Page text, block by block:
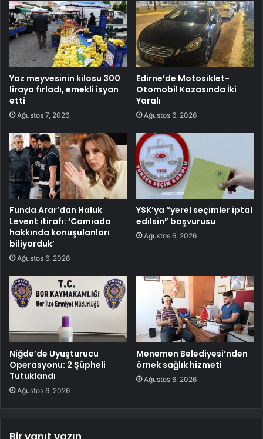
Yaz meyvesinin kilosu 300
liraya fırladı, emekli isyan
etti
Ağustos 7, 2026
Edirne’de Motosiklet-
Otomobil Kazasında İki
Yaralı
Ağustos 6, 2026
Funda Arar’dan Haluk
Levent itirafı: ‘Camiada
hakkında konuşulanları
biliyorduk’
Ağustos 6, 2026
YSK’ya “yerel seçimler iptal
edilsin” başvurusu
Ağustos 6, 2026
Niğde’de Uyuşturucu
Operasyonu: 2 Şüpheli
Tutuklandı
Ağustos 6, 2026
Menemen Belediyesi’nden
örnek sağlık hizmeti
Ağustos 6, 2026